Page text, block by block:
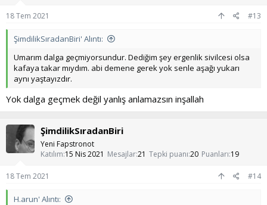
18 Tem 2021 #13
ŞimdilikSıradanBiri' Alıntı:
Umarım dalga geçmiyorsundur. Dediğim şey ergenlik sivilcesi olsa
kafaya takar mıydım. abi demene gerek yok senle aşağı yukarı
aynı yaştayızdır.
Yok dalga geçmek değil yanlış anlamazsın inşallah
ŞimdilikSıradanBiri
Yeni Fapstronot
Katılım 15 Nis 2021 Mesajlar21 Tepki puanı 20 Puanları 19
18 Tem 2021 #14
H.arun' Alıntı: